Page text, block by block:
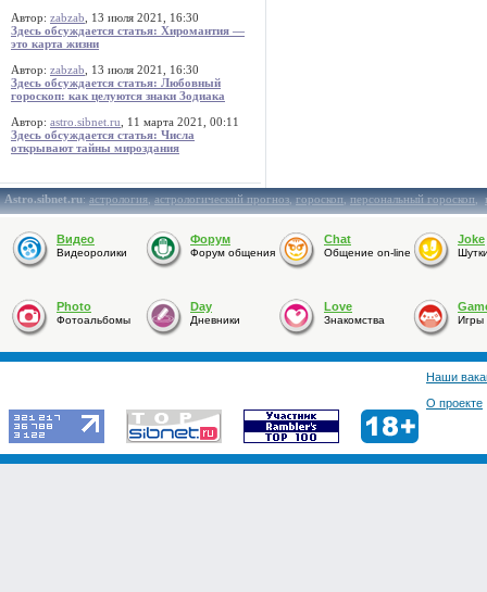
Автор: zabzab , 13 июля 2021, 16:30
Здесь обсуждается статья: Хиромантия —
это карта жизни
Автор: zabzab , 13 июля 2021, 16:30
Здесь обсуждается статья: Любовный
гороскоп: как целуются знаки Зодиака
Автор: astro.sibnet.ru , 11 марта 2021, 00:11
Здесь обсуждается статья: Числа
открывают тайны мироздания
Astro.sibnet.ru:астрология,астрологический прогноз,гороскоп,персональный гороскоп,
Видео
Видеоролики
Форум
Форум общения
Chat
Общение on-line
Joke
Photo
Фотоальбомы
Day
Дневники
Love
Знакомства Игры
Наши
О проекте